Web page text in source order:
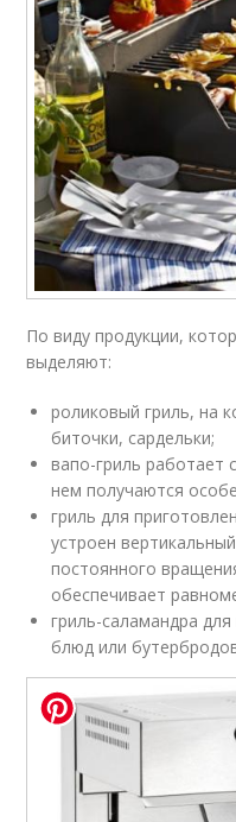
По виду продукции,
выделяют:
роликовый гриль, на
биточки, сардельки;
вапо-гриль работает
нем получаются
гриль для
устроен
постоянного
обеспечивает
гриль-саламандра
блюд или